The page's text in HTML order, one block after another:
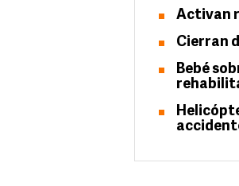
Activan
Cierran
Bebé